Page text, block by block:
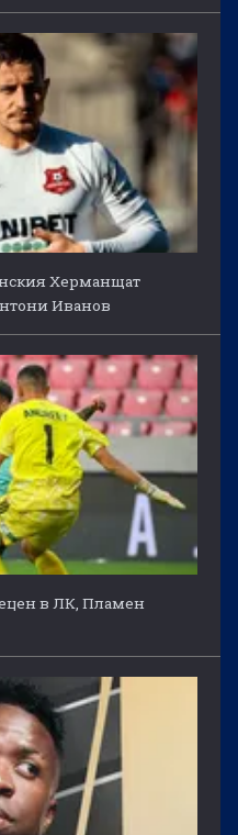
Херманщат
Иванов
в ЛК, Пламен